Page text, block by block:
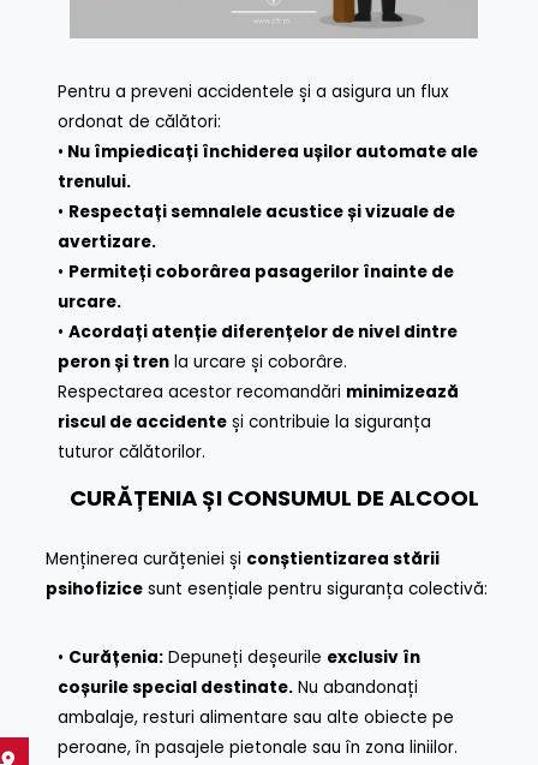
Pentru a preveni accidentele și a asigura un flux
ordonat de călători:
• Nu împiedicați închiderea ușilor automate ale
trenului.
• Respectați semnalele acustice și vizuale de
avertizare.
• Permiteți coborârea pasagerilor înainte de
urcare.
•Acordați atenție diferențelor de nivel dintre
peron și tren la urcare și coborâre.
Respectarea acestor recomandări minimizează
riscul de accidente și contribuie la siguranța
tuturor călătorilor.
CURĂȚENIA ȘI CONSUMUL DE ALCOOL
Menținerea curățeniei și conștientizarea stării
psihofizice sunt esențiale pentru siguranța colectivă:
• Curățenia: Depuneți deșeurile exclusiv în
coșurile special destinate. Nu abandonați
ambalaje, resturi alimentare sau alte obiecte pe
peroane, în pasajele pietonale sau în zona liniilor.